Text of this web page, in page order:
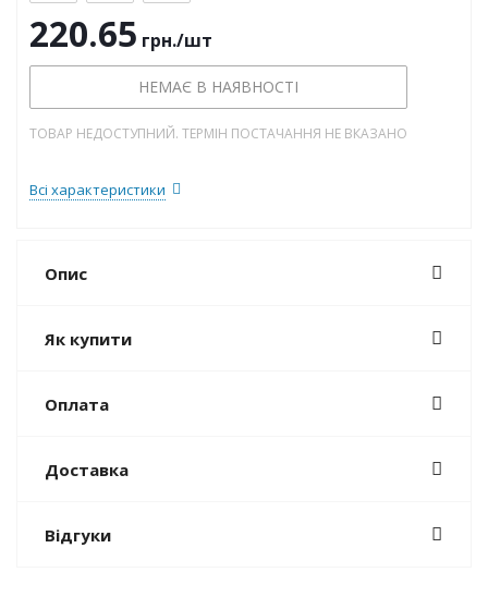
220.65 грн./шт
НЕМАЄ В НАЯВНОСТІ
ТОВАР НЕДОСТУПНИЙ. ТЕРМІН ПОСТАЧАННЯ НЕ ВКАЗАНО
Всі характеристики
Опис
Як купити
Оплата
Доставка
Відгуки